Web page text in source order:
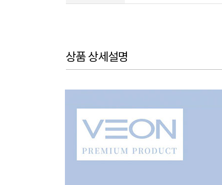
상품 상세설명